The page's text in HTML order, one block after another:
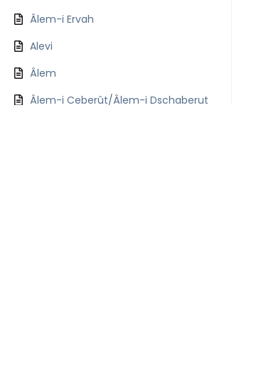
Âlem-i Ervah
Alevi
Âlem
Âlem-i Ceberût/Âlem-i Dschaberut